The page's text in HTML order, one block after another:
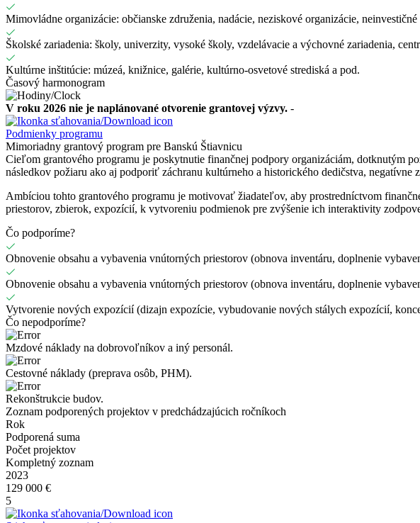
Mimovládne organizácie: občianske združenia, nadácie, neziskové organizácie,
Školské zariadenia: školy, univerzity, vysoké školy, vzdelávacie a výchovné zariadenia,
Kultúrne inštitúcie: múzeá, knižnice, galérie, kultúrno-osvetové strediská a pod.
Časový harmonogram
V roku 2026 nie je naplánované otvorenie grantovej výzvy. -
Podmienky programu
Mimoriadny grantový program pre Banskú Štiavnicu
Cieľom grantového programu je poskytnutie finančnej podpory organizáciám, dotknutým
následkov požiaru ako aj podporiť záchranu kultúrneho a historického dedičstva, negatívne
Ambíciou tohto grantového programu je motivovať žiadateľov, aby prostredníctvom
priestorov, zbierok, expozícií, k vytvoreniu podmienok pre zvýšenie ich interaktivity
Čo podporíme?
Obnovenie obsahu a vybavenia vnútorných priestorov (obnova inventáru, doplnenie
Obnovenie obsahu a vybavenia vnútorných priestorov (obnova inventáru, doplnenie
Vytvorenie nových expozícií (dizajn expozície, vybudovanie nových stálych expozícií,
Čo nepodporíme?
Mzdové náklady na dobrovoľníkov a iný personál.
Cestovné náklady (preprava osôb, PHM).
Rekonštrukcie budov.
Zoznam podporených projektov v predchádzajúcich ročníkoch
Rok
Podporená suma
Počet projektov
Kompletný zoznam
2023
129 000 €
5